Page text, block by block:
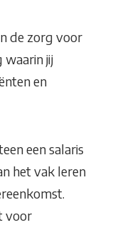
in de zorg voor
waarin jij
en
een salaris
het vak leren
voor